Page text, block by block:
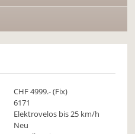
CHF4999.- (Fix)
6171
Elektrovelos bis 25 km/h
Neu